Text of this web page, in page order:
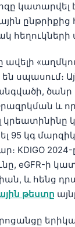
կատարվել
ընթրիքից
հեղուկների
սպասում։
և
95 կգ
KDIGO 2024-
eGFR-ի
և հենց
թեստը